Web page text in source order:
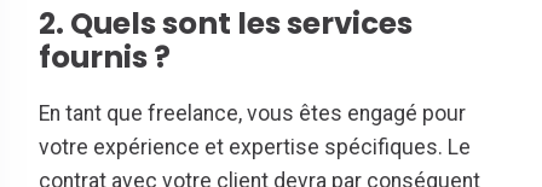
2. Quels sont les services
fournis ?
En tant que freelance, vous êtes engagé pour
votre expérience et expertise spécifiques. Le
contrat avec votre client devra par conséquent